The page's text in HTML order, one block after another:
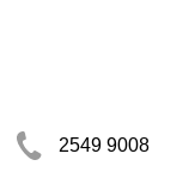
2549 9008